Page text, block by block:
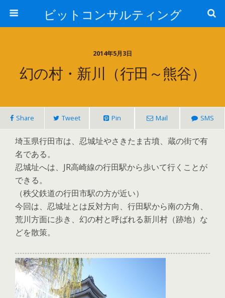
ビットコンサルティング
2014年5月3日
幻の村・新川（行田～熊谷）
Share Tweet Pin Mail SMS
埼玉県行田市は、忍城址やさきたま古墳、蔵の街で有
名である。
忍城址へは、JR高崎線の行田駅から歩いて行くことが
できる。
（秩父鉄道の行田市駅の方が近い）
今回は、忍城址とは反対方向、行田駅から南の方角、
荒川方面に歩き、幻の村と呼ばれる新川村（跡地）な
どを散策。